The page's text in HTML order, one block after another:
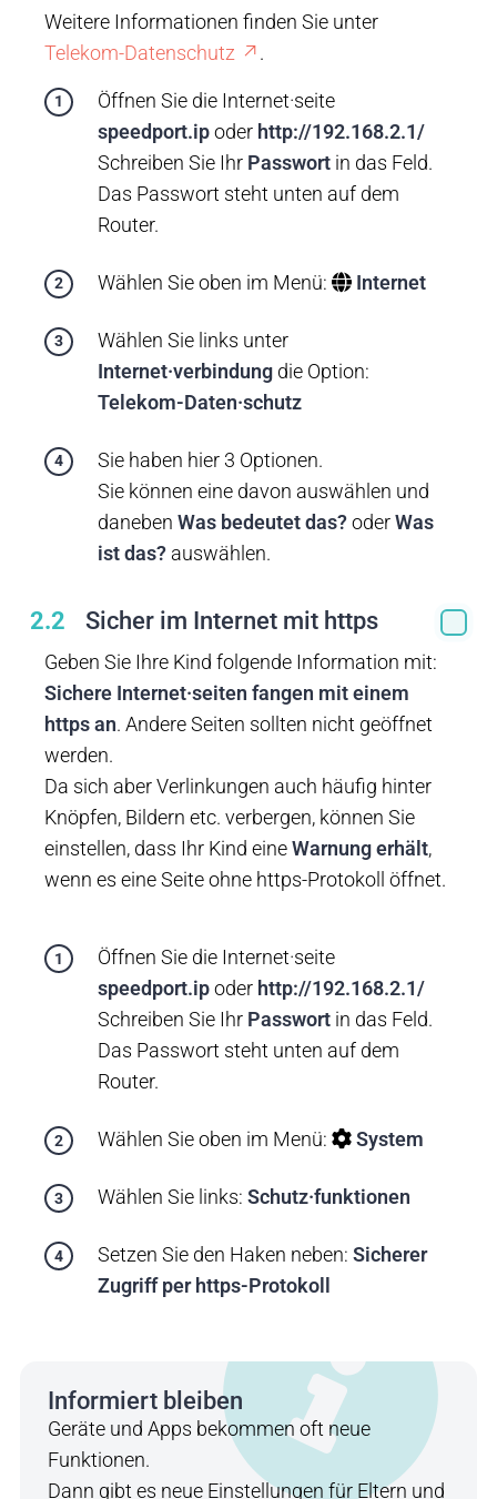
Weitere Informationen finden Sie unter
Telekom-Datenschutz
.
Öffnen Sie die Internet·seite
speedport.ipoder http://192.168.2.1/
Schreiben Sie Ihr Passwort in das Feld.
Das Passwort steht unten auf dem
Router.
Wählen Sie oben im Menü: Internet
Wählen Sie links unter
Internet·verbindung die Option:
Telekom-Daten·schutz
Sie haben hier 3 Optionen.
Sie können eine davon auswählen und
danebenWas bedeutet das?oderWas
ist das? auswählen.
2.2 Sicher im Internet mit https
Geben Sie Ihre Kind folgende Information mit:
Sichere Internet·seiten fangen mit einem
https an. Andere Seiten sollten nicht geöffnet
werden.
Da sich aber Verlinkungen auch häufig hinter
Knöpfen, Bildern etc. verbergen, können Sie
einstellen, dass Ihr Kind eineWarnung erhält,
wenn es eine Seite ohne https-Protokoll öffnet.
Öffnen Sie die Internet·seite
speedport.ipoder http://192.168.2.1/
Schreiben Sie Ihr Passwort in das Feld.
Das Passwort steht unten auf dem
Router.
Wählen Sie oben im Menü: System
Wählen Sie links:Schutz·funktionen
Setzen Sie den Haken neben:Sicherer
Zugriff per https-Protokoll
Informiert bleiben
Geräte und Apps bekommen oft neue
Funktionen.
Dann gibt es neue Einstellungen für Eltern und